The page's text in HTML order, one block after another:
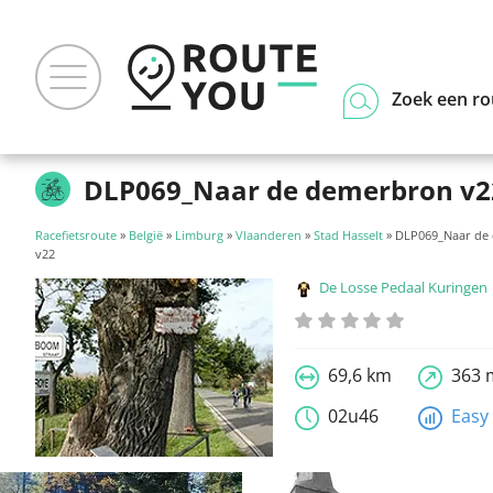
Zoek een
DLP069_Naar de demerbron
Racefietsroute » België » Limburg » Vlaanderen » Stad Hasselt » DLP069_Naar
v22
De Losse Pedaal Kuringen
69,6 km
363
02u46
Easy